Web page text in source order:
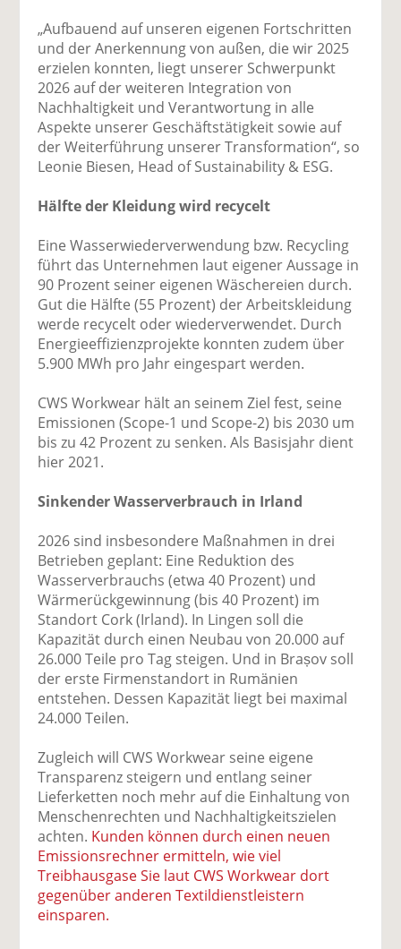
„Aufbauend auf unseren eigenen Fortschritten
und der Anerkennung von außen, die wir 2025
erzielen konnten, liegt unserer Schwerpunkt
2026 auf der weiteren Integration von
Nachhaltigkeit und Verantwortung in alle
Aspekte unserer Geschäftstätigkeit sowie auf
der Weiterführung unserer Transformation“, so
Leonie Biesen, Head of Sustainability & ESG.
Hälfte der Kleidung wird recycelt
Eine Wasserwiederverwendung bzw. Recycling
führt das Unternehmen laut eigener Aussage in
90 Prozent seiner eigenen Wäschereien durch.
Gut die Hälfte (55 Prozent) der Arbeitskleidung
werde recycelt oder wiederverwendet. Durch
Energieeffizienzprojekte konnten zudem über
5.900 MWh pro Jahr eingespart werden.
CWS Workwear hält an seinem Ziel fest, seine
Emissionen (Scope-1 und Scope-2) bis 2030 um
bis zu 42 Prozent zu senken. Als Basisjahr dient
hier 2021.
Sinkender Wasserverbrauch in Irland
2026 sind insbesondere Maßnahmen in drei
Betrieben geplant: Eine Reduktion des
Wasserverbrauchs (etwa 40 Prozent) und
Wärmerückgewinnung (bis 40 Prozent) im
Standort Cork (Irland). In Lingen soll die
Kapazität durch einen Neubau von 20.000 auf
26.000 Teile pro Tag steigen. Und in Brașov soll
der erste Firmenstandort in Rumänien
entstehen. Dessen Kapazität liegt bei maximal
24.000 Teilen.
Zugleich will CWS Workwear seine eigene
Transparenz steigern und entlang seiner
Lieferketten noch mehr auf die Einhaltung von
Menschenrechten und Nachhaltigkeitszielen
achten. Kunden können durch einen neuen
Emissionsrechner ermitteln, wie viel
Treibhausgase Sie laut CWS Workwear dort
gegenüber anderen Textildienstleistern
einsparen.